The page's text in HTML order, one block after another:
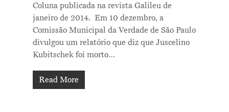
Coluna publicada na revista Galileu de
janeiro de 2014. Em 10 dezembro, a
Comissão Municipal da Verdade de São Paulo
divulgou um relatório que diz que Juscelino
Kubitschek foi morto…
Read More